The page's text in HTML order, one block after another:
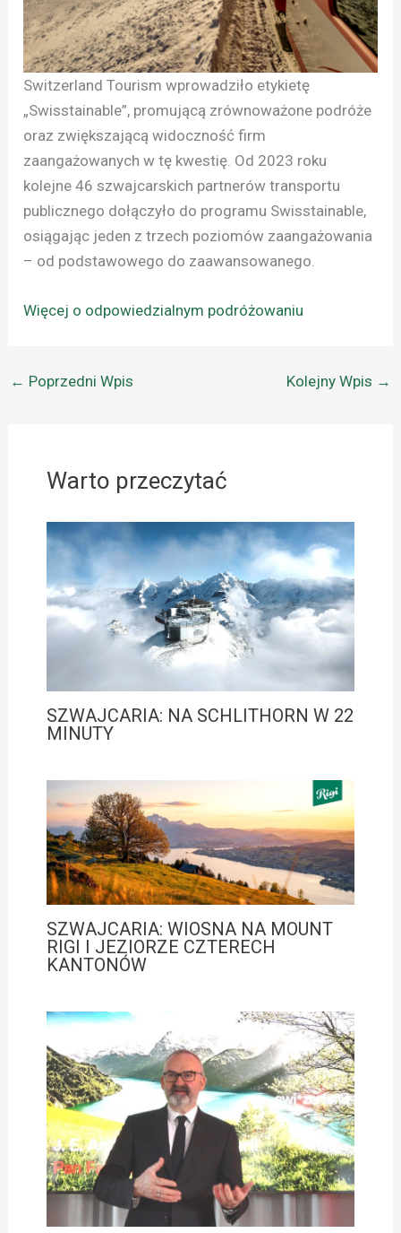
Switzerland Tourism wprowadziło etykietę
„Swisstainable”, promującą zrównoważone podróże
oraz zwiększającą widoczność firm
zaangażowanych w tę kwestię. Od 2023 roku
kolejne 46 szwajcarskich partnerów transportu
publicznego dołączyło do programu Swisstainable,
osiągając jeden z trzech poziomów zaangażowania
– od podstawowego do zaawansowanego.
Więcej o odpowiedzialnym podróżowaniu
← Poprzedni Wpis Kolejny Wpis →
Warto przeczytać
SZWAJCARIA: NA SCHLITHORN W 22
MINUTY
SZWAJCARIA: WIOSNA NA MOUNT
RIGI I JEZIORZE CZTERECH
KANTONÓW